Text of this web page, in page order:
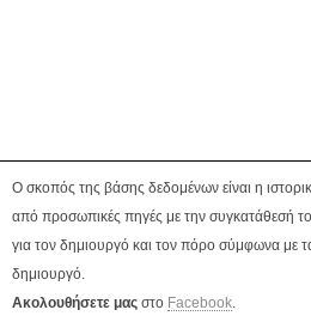
Ο σκοπός της βάσης δεδομένων είναι η
από προσωπικές πηγές με την συγκατάθεσή
για τον δημιουργό και τον πόρο σύμφωνα με
δημιουργό.
Ακολουθήσετε μας στο Facebook